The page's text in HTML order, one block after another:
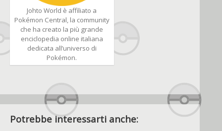
Johto World è affiliato a
Pokémon Central, la community
che ha creato la più grande
enciclopedia online italiana
dedicata all’universo di
Pokémon.
Potrebbe interessarti anche: